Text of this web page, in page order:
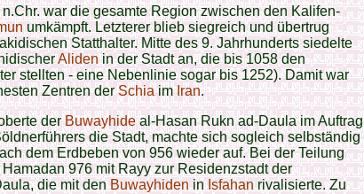
war die gesamte Region zwischen den Kalifen-
umkämpft. Letzterer blieb siegreich und übertrug
Statthalter. Mitte des 9. Jahrhunderts siedelte
Alidenin der Stadt an, die bis 1058 den
stellten - eine Nebenlinie sogar bis 1252). Damit war
Zentren derSchiaimIran.
derBuwayhideal-Hasan Rukn ad-Daula im Auftrag
die Stadt, machte sich sogleich selbständig
dem Erdbeben von 956 wieder auf. Bei der Teilung
976 mit Rayy zur Residenzstadt der
die mit denBuwayhideninIsfahanrivalisierte. Zu